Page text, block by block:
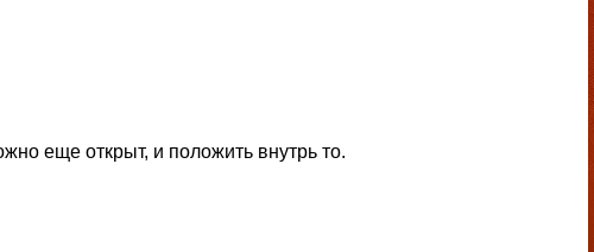
еще открыт, и положить внутрь то.